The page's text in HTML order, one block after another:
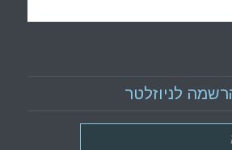
לניוזלטר